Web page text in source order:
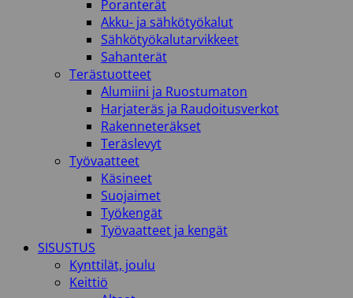
Poranterät
Akku- ja sähkötyökalut
Sähkötyökalutarvikkeet
Sahanterät
Terästuotteet
Alumiini ja Ruostumaton
Harjateräs ja Raudoitusverkot
Rakenneteräkset
Teräslevyt
Työvaatteet
Käsineet
Suojaimet
Työkengät
Työvaatteet ja kengät
SISUSTUS
Kynttilät, joulu
Keittiö